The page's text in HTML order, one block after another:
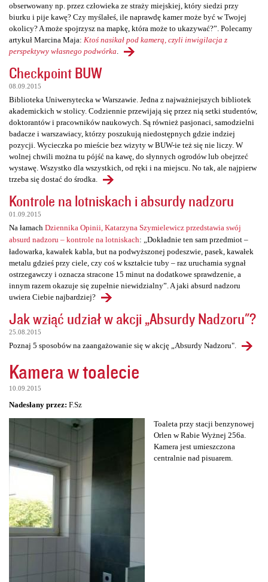
obserwowany np. przez człowieka ze straży miejskiej, który siedzi przy
biurku i pije kawę? Czy myślałeś, ile naprawdę kamer może być w Twojej
okolicy? A może spojrzysz na mapkę, która może to ukazywać?”. Polecamy
artykuł Marcina Maja: Ktoś nasikał pod kamerą, czyli inwigilacja z
perspektywy własnego podwórka
Checkpoint BUW
08.09.2015
Biblioteka Uniwersytecka w Warszawie. Jedna z najważniejszych bibliotek
akademickich w stolicy. Codziennie przewijają się przez nią setki studentów,
doktorantów i pracowników naukowych. Są również pasjonaci, samodzielni
badacze i warszawiacy, którzy poszukują niedostępnych gdzie indziej
pozycji. Wycieczka po mieście bez wizyty w BUW-ie też się nie liczy. W
wolnej chwili można tu pójść na kawę, do słynnych ogrodów lub obejrzeć
wystawę. Wszystko dla wszystkich, od ręki i na miejscu. No tak, ale najpierw
trzeba się dostać do środka.
Kontrole na lotniskach i absurdy nadzoru
01.09.2015
Na łamach Dziennika Opinii, Katarzyna Szymielewicz przedstawia swój
absurd nadzoru – kontrole na lotniskach: „Dokładnie ten sam przedmiot –
ładowarka, kawałek kabla, but na podwyższonej podeszwie, pasek, kawałek
metalu gdzieś przy ciele, czy coś w kształcie tuby – raz uruchamia sygnał
ostrzegawczy i oznacza stracone 15 minut na dodatkowe sprawdzenie, a
innym razem okazuje się zupełnie niewidzialny”. A jaki absurd nadzoru
uwiera Ciebie najbardziej?
Jak wziąć udział w akcji „Absurdy Nadzoru"?
25.08.2015
Poznaj 5 sposobów na zaangażowanie się w akcję „Absurdy Nadzoru".
Kamera w toalecie
10.09.2015
Nadesłany przez: F.Sz
Toaleta przy stacji benzynowej
Orlen w Rabie Wyżnej 256a.
Kamera jest umieszczona
centralnie nad pisuarem.